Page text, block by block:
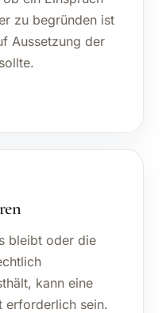
zu begründen ist
Aussetzung der
bleibt oder die
kann eine
erforderlich sein.